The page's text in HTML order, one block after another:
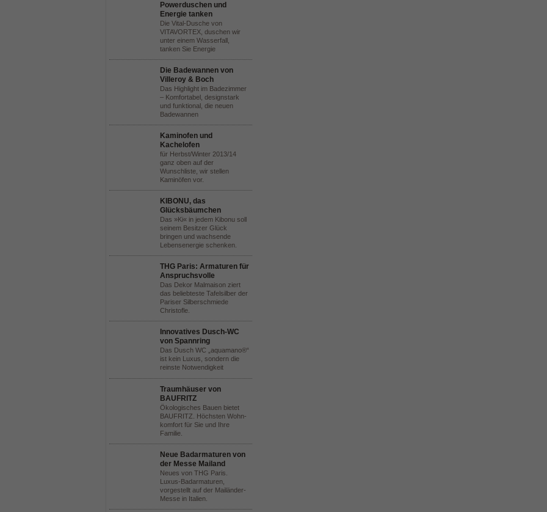
Powerduschen und
Energie tanken
Die Vital-Dusche von
VITAVORTEX, duschen wir
unter einem Wasserfall,
tanken Sie Energie
Die Badewannen von
Villeroy & Boch
Das Highlight im Badezimmer
– Komfortabel, designstark
und funktional, die neuen
Badewannen
Kaminofen und
Kachelofen
für Herbst/Winter 2013/14
ganz oben auf der
Wunschliste, wir stellen
Kaminöfen vor.
KIBONU, das
Glücksbäumchen
Das »Ki« in jedem Kibonu soll
seinem Besitzer Glück
bringen und wachsende
Lebensenergie schenken.
THG Paris: Armaturen für
Anspruchsvolle
Das Dekor Malmaison ziert
das beliebteste Tafelsilber der
Pariser Silberschmiede
Christofle.
Innovatives Dusch-WC
von Spannring
Das Dusch WC „aquamano®“
ist kein Luxus, sondern die
reinste Notwendigkeit
Traumhäuser von
BAUFRITZ
Ökologisches Bauen bietet
BAUFRITZ. Höchsten Wohn-
komfort für Sie und Ihre
Familie.
Neue Badarmaturen von
der Messe Mailand
Neues von THG Paris.
Luxus-Badarmaturen,
vorgestellt auf der Mailänder-
Messe in Italien.